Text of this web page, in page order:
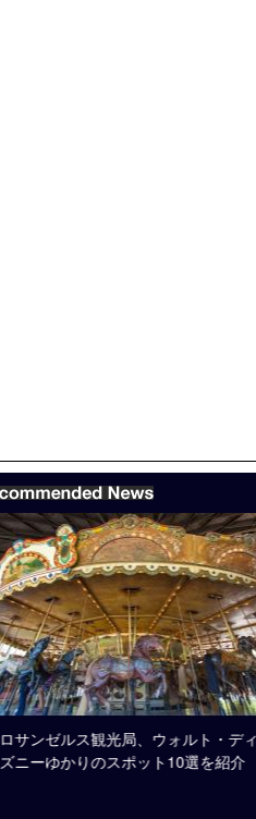
ロサンゼルス観光局、ウォルト・ディ
ズニーゆかりのスポット10選を紹介